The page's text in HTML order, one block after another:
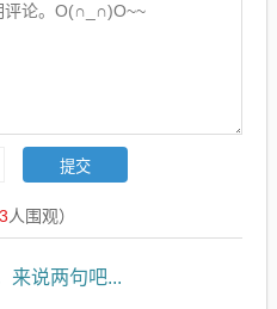
人围观）
来说两句吧...